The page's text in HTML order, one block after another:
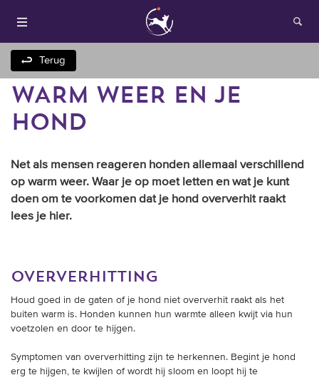
Houden van honden
Onze websites
Opleidingen en
trainingen
Zoek een vereniging
Terug
WARM WEER EN JE
HOND
Net als mensen reageren honden allemaal verschillend
op warm weer. Waar je op moet letten en wat je kunt
doen om te voorkomen dat je hond oververhit raakt
lees je hier.
oververhitting
Houd goed in de gaten of je hond niet oververhit raakt als het
buiten warm is. Honden kunnen hun warmte alleen kwijt via hun
voetzolen en door te hijgen.
Symptomen van oververhitting zijn te herkennen. Begint je hond
erg te hijgen, te kwijlen of wordt hij sloom en loopt hij te